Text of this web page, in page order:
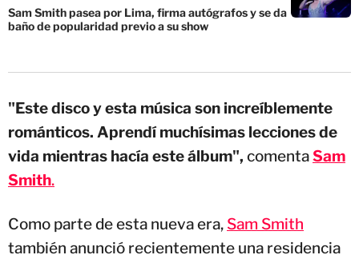
Sam Smith pasea por Lima, firma autógrafos y se da
baño de popularidad previo a su show
"Este disco y esta música son increíblemente
románticos. Aprendí muchísimas lecciones de
vida mientras hacía este álbum", comentaSam
Smith.
Como parte de esta nueva era, Sam Smith
también anunció recientemente una residencia